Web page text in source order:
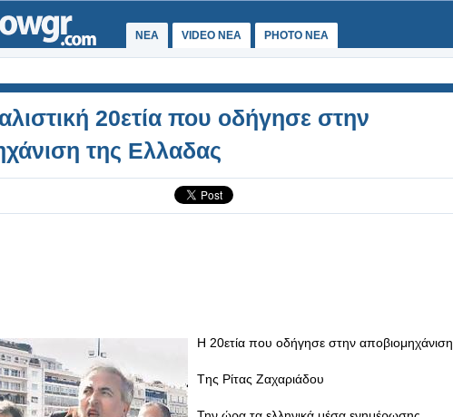
ΝΕΑ VIDEO NEA PHOTO NEA
20ετία που οδήγησε στην
της Ελλαδας
Η 20ετία που οδήγησε στην αποβιομηχάνιση
Tης Ρίτας Ζαχαριάδου